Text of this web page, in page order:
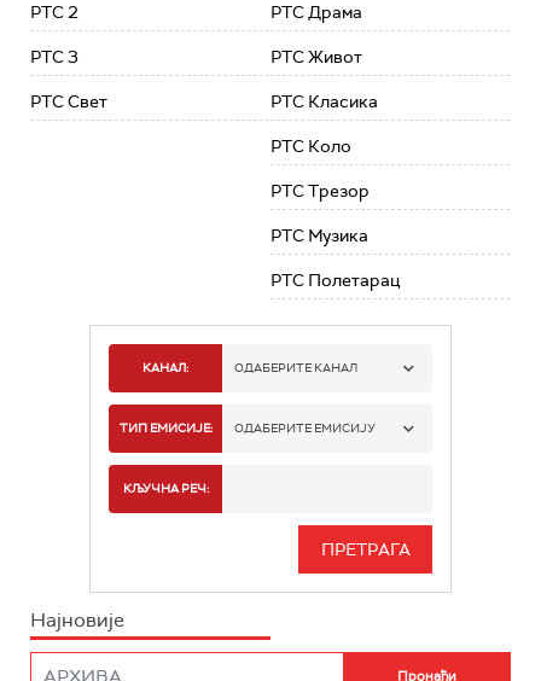
РТС 2
РТС 3
РТС Свет
РТС Драма
РТС Живот
РТС Класика
РТС Коло
РТС Трезор
РТС Музика
РТС Полетарац
КАНАЛ: ОДАБЕРИТЕ КАНАЛ
РТС 1
РТС 3
ТИП ЕМИСИЈЕ: ОДАБЕРИТЕ ЕМИСИЈУ
ИНФО
КЉУЧНА РЕЧ:
Најновије